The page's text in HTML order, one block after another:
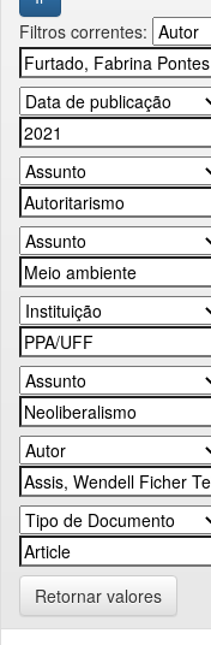
Filtros correntes:
Retornar valores